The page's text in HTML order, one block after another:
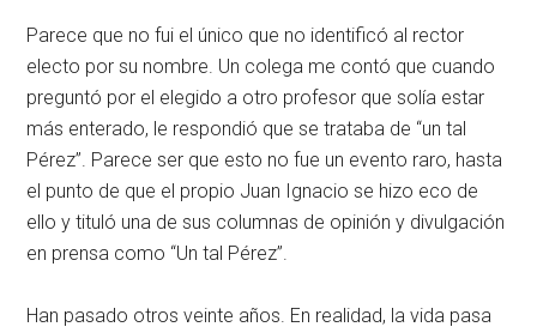
Parece que no fui el único que no identificó al rector
electo por su nombre. Un colega me contó que cuando
preguntó por el elegido a otro profesor que solía estar
más enterado, le respondió que se trataba de “un tal
Pérez”. Parece ser que esto no fue un evento raro, hasta
el punto de que el propio Juan Ignacio se hizo eco de
ello y tituló una de sus columnas de opinión y divulgación
en prensa como “Un tal Pérez”.
Han pasado otros veinte años. En realidad, la vida pasa